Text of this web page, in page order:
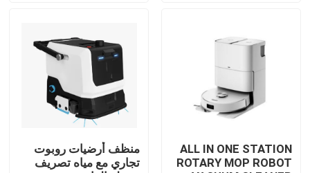
منظف ​​نوافذ الروبوت
ALL IN ONE STATION
ROTARY MOP ROBOT
منظف أرضيات روبوت
تجاري مع مياه تصريف